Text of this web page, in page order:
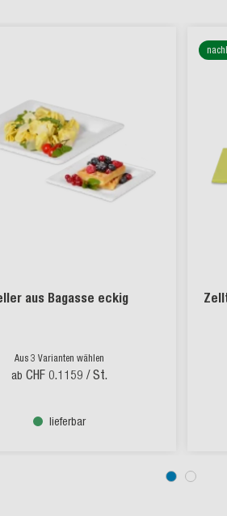
aus Bagasse eckig
Aus 3 Varianten wählen
ab CHF 0.1159 / St.
lieferbar